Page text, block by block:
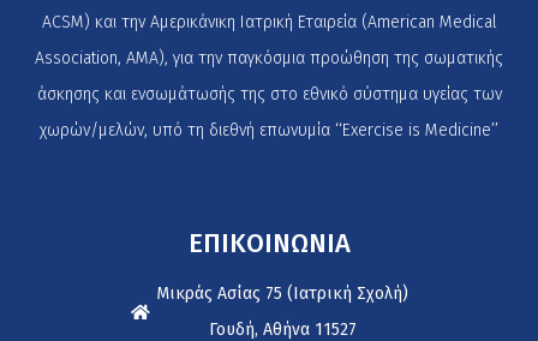
ACSM) και την Αμερικάνικη Ιατρική Εταιρεία (American Medical
Association, AMA), για την παγκόσμια προώθηση της σωματικής
άσκησης και ενσωμάτωσής της στο εθνικό σύστημα υγείας των
χωρών/μελών, υπό τη διεθνή επωνυμία ‘‘Exercise is Medicine’’
ΕΠΙΚΟΙΝΩΝΙΑ
Μικράς Ασίας 75 (Ιατρική Σχολή)
Γουδή, Αθήνα 11527